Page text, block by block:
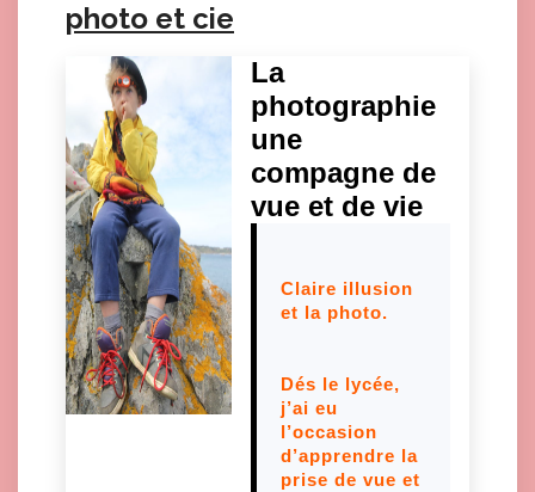
photo et cie
La
photographie
une
compagne de
vue et de vie
Claire illusion
et la photo.
Dés le lycée,
j’ai eu
l’occasion
d’apprendre la
prise de vue et